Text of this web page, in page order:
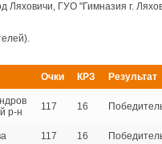
Ляховичи, ГУО "Гимназия г.
Очки КРЗ Результат
р-н
117 16
117 16